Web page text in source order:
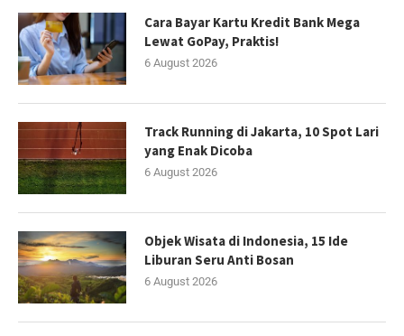
Cara Bayar Kartu Kredit Bank Mega
Lewat GoPay, Praktis!
6 August 2026
Track Running di Jakarta, 10 Spot Lari
yang Enak Dicoba
6 August 2026
Objek Wisata di Indonesia, 15 Ide
Liburan Seru Anti Bosan
6 August 2026